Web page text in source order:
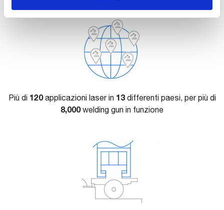
Più di 120applicazioni laser in 13differenti paesi, per più di
8,000welding gun in funzione